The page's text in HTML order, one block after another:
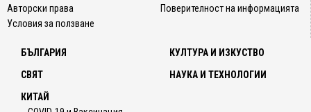
Авторски права
Условия за ползване
Поверителност на информацията
БЪЛГАРИЯ
СВЯТ
КИТАЙ
КУЛТУРА И ИЗКУСТВО
НАУКА И ТЕХНОЛОГИИ